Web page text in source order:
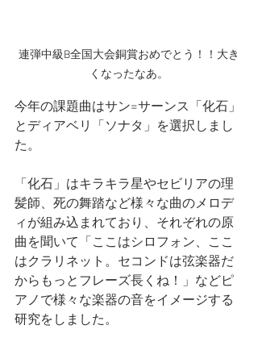
連弾中級B全国大会銅賞おめでとう！！大き
くなったなあ。
今年の課題曲はサン=サーンス「化石」
とディアベリ「ソナタ」を選択しまし
た。
「化石」はキラキラ星やセビリアの理
髪師、死の舞踏など様々な曲のメロデ
ィが組み込まれており、それぞれの原
曲を聞いて「ここはシロフォン、ここ
はクラリネット。セコンドは弦楽器だ
からもっとフレーズ長くね！」などピ
アノで様々な楽器の音をイメージする
研究をしました。